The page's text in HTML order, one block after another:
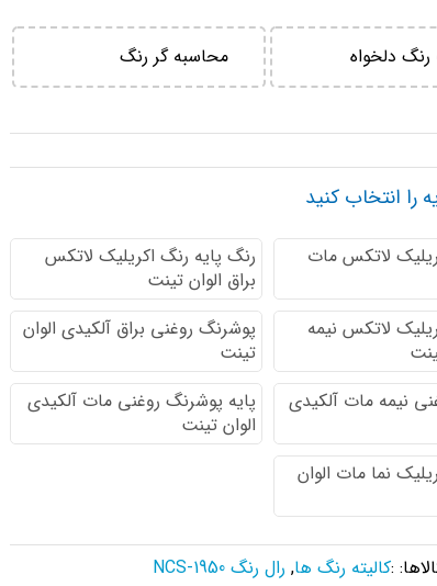
رنگ دلخواه محاسبه گر رنگ
را انتخاب کنید
لاتكس مات
رنگ پایه رنگ اكريليك لاتكس
براق الوان تینت
لاتكس نيمه
پوشرنگ روغنی براق آلکیدی الوان
تینت
نیمه مات آلکیدی
پایه پوشرنگ روغنی مات آلکیدی
الوان تینت
نما مات الوان
:کالیته رنگ ها, رال رنگ NCS-1950